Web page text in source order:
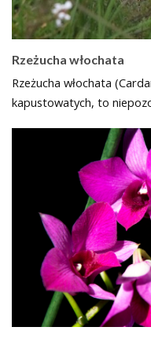
Rzeżucha włochata
Rzeżucha włochata
kapustowatych, to